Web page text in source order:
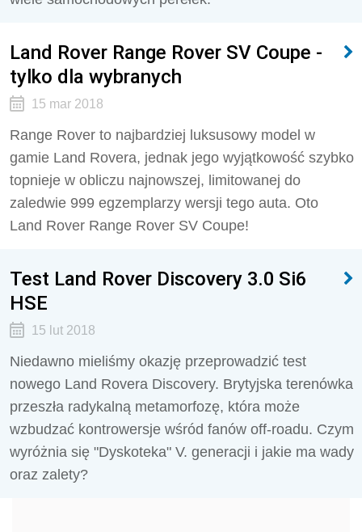
Land Rover Range Rover SV Coupe -
tylko dla wybranych
15 mar 2018
Range Rover to najbardziej luksusowy model w
gamie Land Rovera, jednak jego wyjątkowość szybko
topnieje w obliczu najnowszej, limitowanej do
zaledwie 999 egzemplarzy wersji tego auta. Oto
Land Rover Range Rover SV Coupe!
Test Land Rover Discovery 3.0 Si6
HSE
15 lut 2018
Niedawno mieliśmy okazję przeprowadzić test
nowego Land Rovera Discovery. Brytyjska terenówka
przeszła radykalną metamorfozę, która może
wzbudzać kontrowersje wśród fanów off-roadu. Czym
wyróżnia się "Dyskoteka" V. generacji i jakie ma wady
oraz zalety?